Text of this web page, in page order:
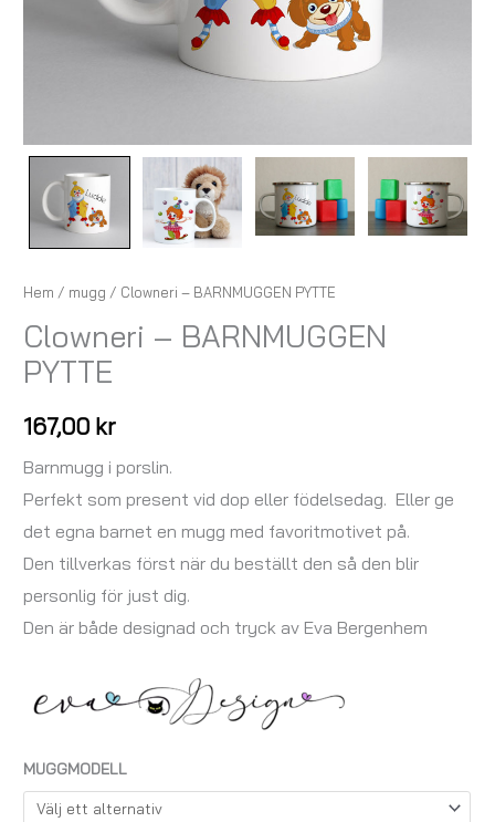
Hem / mugg / Clowneri – BARNMUGGEN PYTTE
Clowneri – BARNMUGGEN
PYTTE
167,00 kr
Barnmugg i porslin.
Perfekt som present vid dop eller födelsedag. Eller ge
det egna barnet en mugg med favoritmotivet på.
Den tillverkas först när du beställt den så den blir
personlig för just dig.
Den är både designad och tryck av Eva Bergenhem
MUGGMODELL